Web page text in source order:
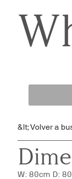
&lt; Volver a
W: 80cm D: